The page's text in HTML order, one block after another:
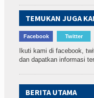
TEMUKAN JUGA
Facebook Twitter
Ikuti kami di facebook,
dan dapatkan informasi
BERITA UTAMA